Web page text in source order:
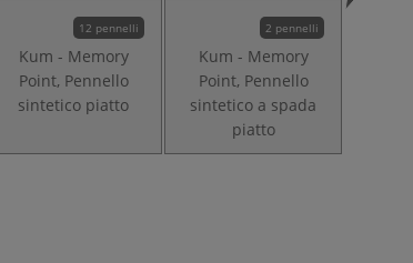
12 pennelli
Kum - Memory
Point, Pennello
sintetico piatto
2 pennelli
Kum - Memory
Point, Pennello
sintetico a spada
piatto